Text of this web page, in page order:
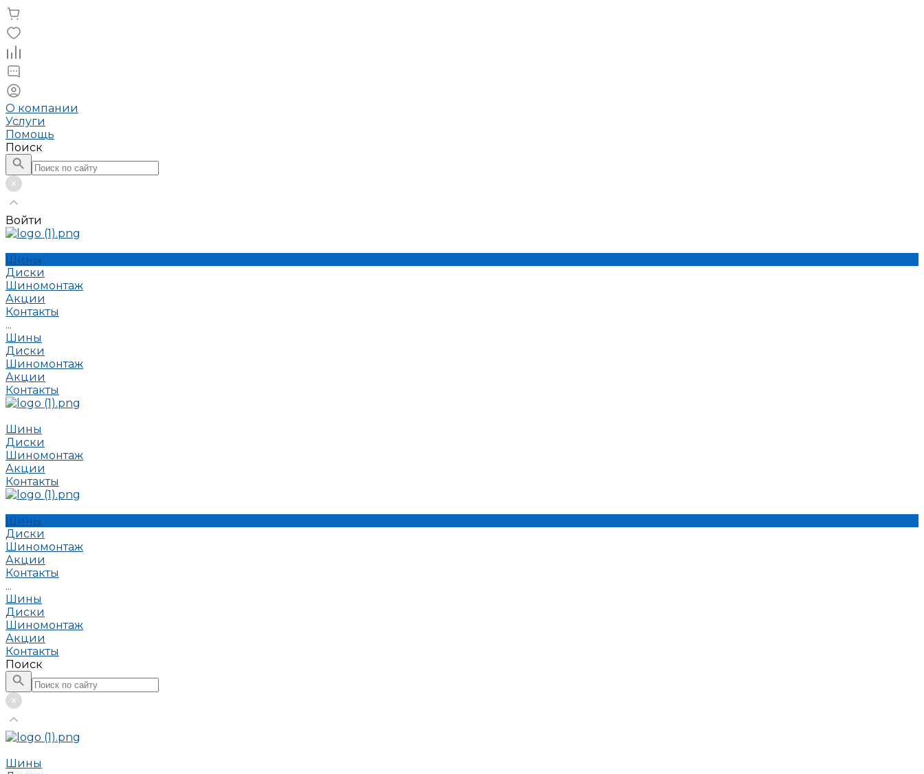
О компании
Услуги
Помощь
Поиск
Войти
Шины
Диски
Шиномонтаж
Акции
Контакты
...
Шины
Диски
Шиномонтаж
Акции
Контакты
Шины
Диски
Шиномонтаж
Акции
Контакты
Шины
Диски
Шиномонтаж
Акции
Контакты
...
Шины
Диски
Шиномонтаж
Акции
Контакты
Поиск
Шины